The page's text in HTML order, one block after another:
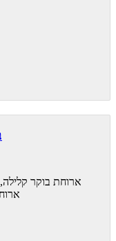
ארוחת בוקר